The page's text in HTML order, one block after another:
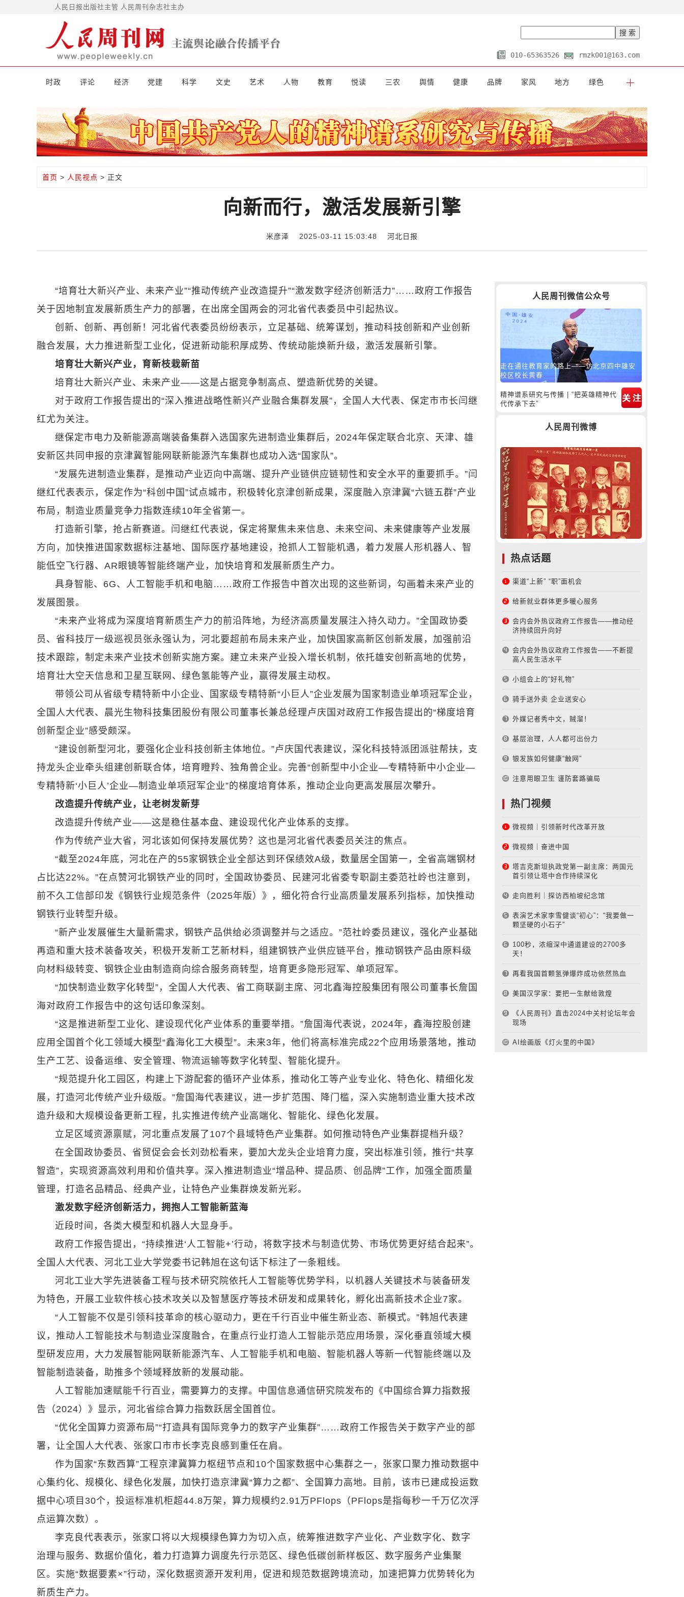
人民日报出版社主管 人民周刊杂志社主办
010-65363526 rmzk001@163.com
时政 评论 经济 党建 科学 文史 艺术 人物 教育 悦读 三农 舆情 健康 品牌 家风 地方 绿色
首页 > 人民视点 > 正文
向新而行，激活发展新引擎
米彦泽 2025-03-11 15:03:48 河北日报
“培育壮大新兴产业、未来产业”“推动传统产业改造提升”“激发数字经济创新活力”……政府工作报告
关于因地制宜发展新质生产力的部署，在出席全国两会的河北省代表委员中引起热议。
创新、创新、再创新！河北省代表委员纷纷表示，立足基础、统筹谋划，推动科技创新和产业创新
融合发展，大力推进新型工业化，促进新动能积厚成势、传统动能焕新升级，激活发展新引擎。
培育壮大新兴产业，育新枝栽新苗
培育壮大新兴产业、未来产业——这是占据竞争制高点、塑造新优势的关键。
对于政府工作报告提出的“深入推进战略性新兴产业融合集群发展”，全国人大代表、保定市市长闫继
红尤为关注。
继保定市电力及新能源高端装备集群入选国家先进制造业集群后，2024年保定联合北京、天津、雄
安新区共同申报的京津冀智能网联新能源汽车集群也成功入选“国家队”。
“发展先进制造业集群，是推动产业迈向中高端、提升产业链供应链韧性和安全水平的重要抓手。”闫
继红代表表示，保定作为“科创中国”试点城市，积极转化京津创新成果，深度融入京津冀“六链五群”产业
布局，制造业质量竞争力指数连续10年全省第一。
打造新引擎，抢占新赛道。闫继红代表说，保定将聚焦未来信息、未来空间、未来健康等产业发展
方向，加快推进国家数据标注基地、国际医疗基地建设，抢抓人工智能机遇，着力发展人形机器人、智
能低空飞行器、AR眼镜等智能终端产业，加快培育和发展新质生产力。
具身智能、6G、人工智能手机和电脑……政府工作报告中首次出现的这些新词，勾画着未来产业的
发展图景。
“未来产业将成为深度培育新质生产力的前沿阵地，为经济高质量发展注入持久动力。”全国政协委
员、省科技厅一级巡视员张永强认为，河北要超前布局未来产业，加快国家高新区创新发展，加强前沿
技术跟踪，制定未来产业技术创新实施方案。建立未来产业投入增长机制，依托雄安创新高地的优势，
培育壮大空天信息和卫星互联网、绿色氢能等产业，赢得发展主动权。
带领公司从省级专精特新中小企业、国家级专精特新“小巨人”企业发展为国家制造业单项冠军企业，
全国人大代表、晨光生物科技集团股份有限公司董事长兼总经理卢庆国对政府工作报告提出的“梯度培育
创新型企业”感受颇深。
“建设创新型河北，要强化企业科技创新主体地位。”卢庆国代表建议，深化科技特派团派驻帮扶，支
持龙头企业牵头组建创新联合体，培育瞪羚、独角兽企业。完善“创新型中小企业—专精特新中小企业—
专精特新‘小巨人’企业—制造业单项冠军企业”的梯度培育体系，推动企业向更高发展层次攀升。
改造提升传统产业，让老树发新芽
改造提升传统产业——这是稳住基本盘、建设现代化产业体系的支撑。
作为传统产业大省，河北该如何保持发展优势？这也是河北省代表委员关注的焦点。
“截至2024年底，河北在产的55家钢铁企业全部达到环保绩效A级，数量居全国第一，全省高端钢材
占比达22%。”在点赞河北钢铁产业的同时，全国政协委员、民建河北省委专职副主委范社岭也注意到，
前不久工信部印发《钢铁行业规范条件（2025年版）》，细化符合行业高质量发展系列指标，加快推动
钢铁行业转型升级。
“新产业发展催生大量新需求，钢铁产品供给必须调整并与之适应。”范社岭委员建议，强化产业基础
再造和重大技术装备攻关，积极开发新工艺新材料，组建钢铁产业供应链平台，推动钢铁产品由原料级
向材料级转变、钢铁企业由制造商向综合服务商转型，培育更多隐形冠军、单项冠军。
“加快制造业数字化转型”，全国人大代表、省工商联副主席、河北鑫海控股集团有限公司董事长詹国
海对政府工作报告中的这句话印象深刻。
“这是推进新型工业化、建设现代化产业体系的重要举措。”詹国海代表说，2024年，鑫海控股创建
应用全国首个化工领域大模型“鑫海化工大模型”。未来3年，他们将高标准完成22个应用场景落地，推动
生产工艺、设备运维、安全管理、物流运输等数字化转型、智能化提升。
“规范提升化工园区，构建上下游配套的循环产业体系，推动化工等产业专业化、特色化、精细化发
展，打造河北传统产业升级版。”詹国海代表建议，进一步扩范围、降门槛，深入实施制造业重大技术改
造升级和大规模设备更新工程，扎实推进传统产业高端化、智能化、绿色化发展。
立足区域资源禀赋，河北重点发展了107个县域特色产业集群。如何推动特色产业集群提档升级？
在全国政协委员、省贸促会会长刘劲松看来，要加大龙头企业培育力度，突出标准引领，推行“共享
智造”，实现资源高效利用和价值共享。深入推进制造业“增品种、提品质、创品牌”工作，加强全面质量
管理，打造名品精品、经典产业，让特色产业集群焕发新光彩。
激发数字经济创新活力，拥抱人工智能新蓝海
近段时间，各类大模型和机器人大显身手。
政府工作报告提出，“持续推进‘人工智能+’行动，将数字技术与制造优势、市场优势更好结合起来”。
全国人大代表、河北工业大学党委书记韩旭在这句话下标注了一条粗线。
河北工业大学先进装备工程与技术研究院依托人工智能等优势学科，以机器人关键技术与装备研发
为特色，开展工业软件核心技术攻关以及智慧医疗等技术研发和成果转化，孵化出高新技术企业7家。
“人工智能不仅是引领科技革命的核心驱动力，更在千行百业中催生新业态、新模式。”韩旭代表建
议，推动人工智能技术与制造业深度融合，在重点行业打造人工智能示范应用场景，深化垂直领域大模
型研发应用，大力发展智能网联新能源汽车、人工智能手机和电脑、智能机器人等新一代智能终端以及
智能制造装备，助推多个领域释放新的发展动能。
人工智能加速赋能千行百业，需要算力的支撑。中国信息通信研究院发布的《中国综合算力指数报
告（2024）》显示，河北省综合算力指数跃居全国首位。
“优化全国算力资源布局”“打造具有国际竞争力的数字产业集群”……政府工作报告关于数字产业的部
署，让全国人大代表、张家口市市长李克良感到重任在肩。
作为国家“东数西算”工程京津冀算力枢纽节点和10个国家数据中心集群之一，张家口聚力推动数据中
心集约化、规模化、绿色化发展，加快打造京津冀“算力之都”、全国算力高地。目前，该市已建成投运数
据中心项目30个，投运标准机柜超44.8万架，算力规模约2.91万PFlops（PFlops是指每秒一千万亿次浮
点运算次数）。
李克良代表表示，张家口将以大规模绿色算力为切入点，统筹推进数字产业化、产业数字化、数字
治理与服务、数据价值化，着力打造算力调度先行示范区、绿色低碳创新样板区、数字服务产业集聚
区。实施“数据要素×”行动，深化数据资源开发利用，促进和规范数据跨境流动，加速把算力优势转化为
新质生产力。
人民周刊微信公众号
走在通往教育家的路上——访北京四中雄安
校区校长黄春
精神谱系研究与传播 | “把英雄精神代
代传承下去”
人民周刊微博
热点话题
渠道“上新” “职”面机会
给新就业群体更多暖心服务
会内会外热议政府工作报告——推动经
济持续回升向好
会内会外热议政府工作报告——不断提
高人民生活水平
小组会上的“好礼物”
骑手送外卖 企业送安心
外媒记者秀中文，贼溜！
基层治理，人人都可出份力
银发族如何健康“触网”
注意用眼卫生 谨防套路骗局
热门视频
微视频｜引领新时代改革开放
微视频｜奋进中国
塔吉克斯坦执政党第一副主席：两国元
首引领让塔中合作持续深化
走向胜利｜探访西柏坡纪念馆
表演艺术家李雪健谈“初心”：“我要做一
颗坚硬的小石子”
100秒，浓缩深中通道建设的2700多
天！
再看我国首颗氢弹爆炸成功依然热血
美国汉学家：要把一生献给敦煌
《人民周刊》直击2024中关村论坛年会
现场
AI绘画版《灯火里的中国》